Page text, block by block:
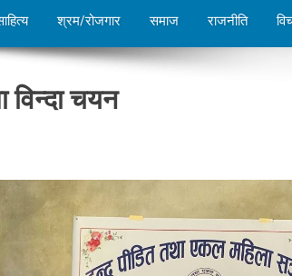
श्रम/रोजगार समाज राजनीति
विन्दा चयन